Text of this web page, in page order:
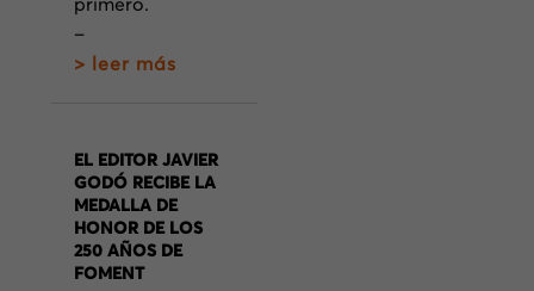
primero.
–
> leer más
EL EDITOR JAVIER
GODÓ RECIBE LA
MEDALLA DE
HONOR DE LOS
250 AÑOS DE
FOMENT